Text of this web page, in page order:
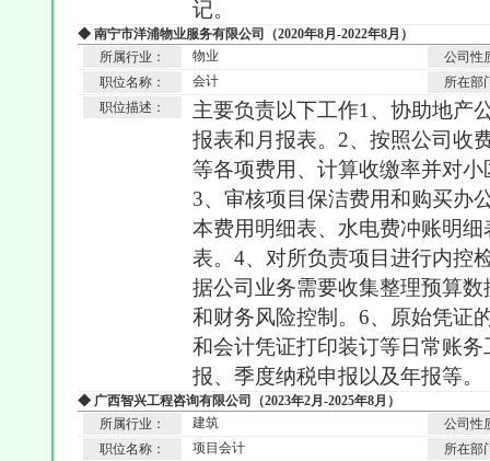
记。
◆ 南宁市洋浦物业服务有限公司（2020年8月-2022年8月）
所属行业：
物业
公司性
职位名称：
会计
所在部
职位描述：
主要负责以下工作1、协助地产
报表和月报表。2、按照公司收
等各项费用、计算收缴率并对
3、审核项目保洁费用和购买办
本费用明细表、水电费冲账明
表。4、对所负责项目进行内控
据公司业务需要收集整理预算
和财务风险控制。6、原始凭证
和会计凭证打印装订等日常账
报、季度纳税申报以及年报等。
◆ 广西智兴工程咨询有限公司（2023年2月-2025年8月）
所属行业：
建筑
公司性
职位名称：
项目会计
所在部